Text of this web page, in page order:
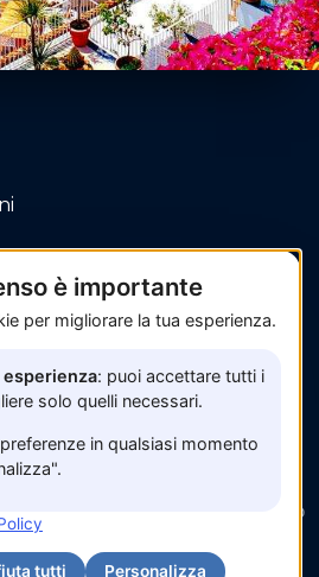
sicuri con
—
— Facciamo
è importante
per migliorare la tua esperienza.
esperienza: puoi accettare tutti i
solo quelli necessari.
in qualsiasi momento
tutti Personalizza